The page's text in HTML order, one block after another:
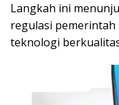
Langkah ini
regulasi pemerintah
teknologi